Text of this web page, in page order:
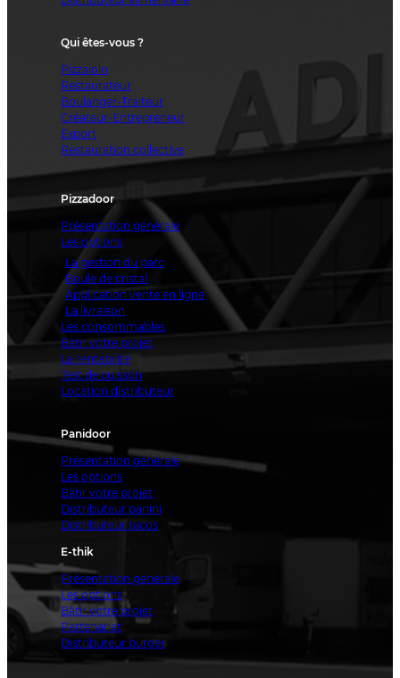
Qui êtes-vous ?
Pizzaiolo
Restaurateur
Boulanger-Traiteur
Créateur-Entrepreneur
Export
Restauration collective
Pizzadoor
Présentation générale
Les options
La gestion du parc
Boule de cristal
Application vente en ligne
La livraison
Les consommables
Bâtir votre projet
La rentabilité
Test de cuisson
Location distributeur
Panidoor
Présentation générale
Les options
Bâtir votre projet
Distributeur panini
Distributeur tacos
E-thik
Présentation générale
Les options
Bâtir votre projet
Partenariat
Distributeur burger